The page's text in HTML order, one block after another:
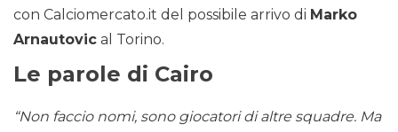
con Calciomercato.it del possibile arrivo di Marko
Arnautovic al Torino.
Le parole di Cairo
“Non faccio nomi, sono giocatori di altre squadre. Ma